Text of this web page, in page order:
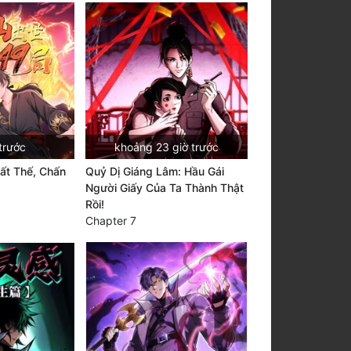
Thế, Chấn
khoảng 23 giờ trước
Quỷ Dị Giáng Lâm: Hầu Gái
Người Giấy Của Ta Thành Thật
Rồi!
Chapter 7